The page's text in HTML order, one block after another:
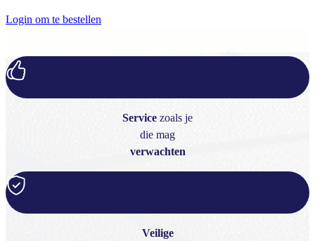
Login om te bestellen
Service zoals je
die mag
verwachten
Veilige